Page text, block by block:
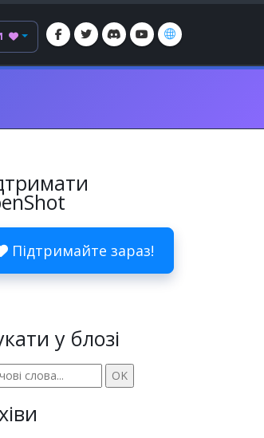
Підтримайте зараз!
у блозі